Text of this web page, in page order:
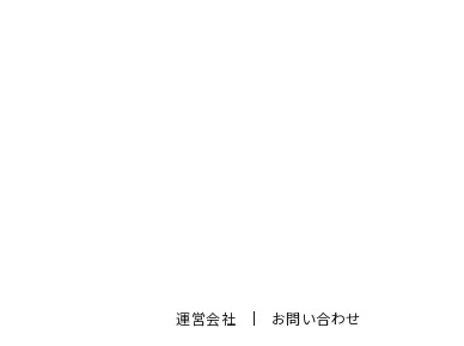
運営会社 お問い合わせ